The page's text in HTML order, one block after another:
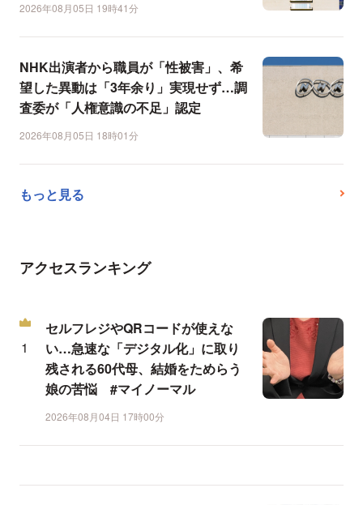
2026年08月05日 19時41分
NHK出演者から職員が「性被害」、希
望した異動は「3年余り」実現せず…調
査委が「人権意識の不足」認定
2026年08月05日 18時01分
もっと見る
アクセスランキング
セルフレジやQRコードが使えな
い…急速な「デジタル化」に取り
残される60代母、結婚をためらう
娘の苦悩 #マイノーマル
2026年08月04日 17時00分